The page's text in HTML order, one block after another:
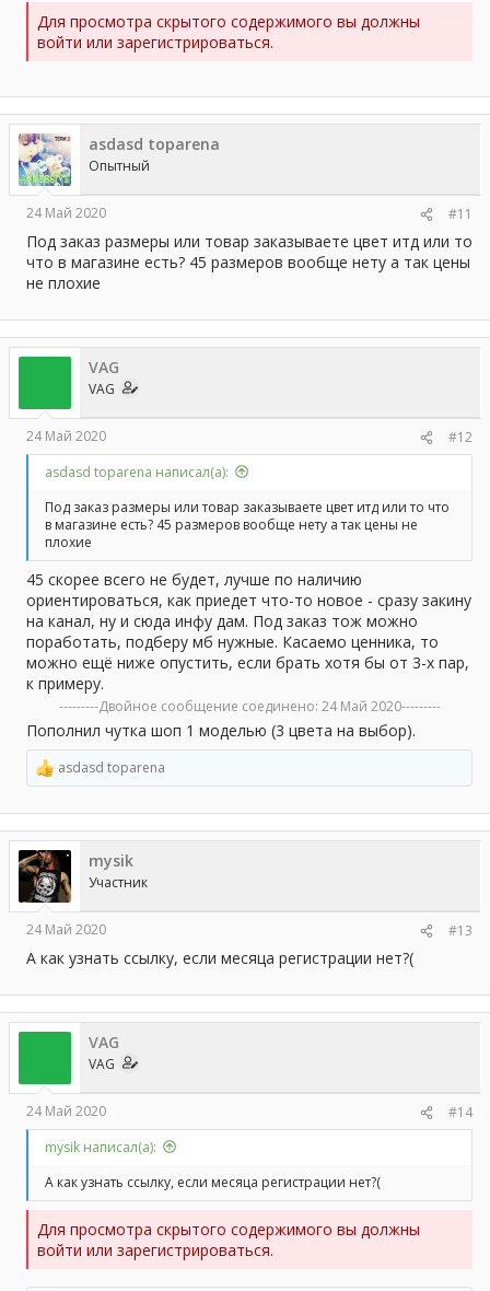
Для просмотра скрытого содержимого вы должны
войти или зарегистрироваться.
asdasd toparena
Опытный
24 Май 2020 #11
Под заказ размеры или товар заказываете цвет итд или то
что в магазине есть? 45 размеров вообще нету а так цены
не плохие
VAG
VAG
24 Май 2020
#12
asdasd toparena написал(а):
Под заказ размеры или товар заказываете цвет итд или то что
в магазине есть? 45 размеров вообще нету а так цены не
плохие
45 скорее всего не будет, лучше по наличию
ориентироваться, как приедет что-то новое - сразу закину
на канал, ну и сюда инфу дам. Под заказ тож можно
поработать, подберу мб нужные. Касаемо ценника, то
можно ещё ниже опустить, если брать хотя бы от 3-х пар,
к примеру.
---------Двойное сообщение соединено: 24 Май 2020---------
Пополнил чутка шоп 1 моделью (3 цвета на выбор).
Р
е
а
к
ц
и
и
:
asdasd toparena
mysik
Участник
24 Май 2020 #13
А как узнать ссылку, если месяца регистрации нет?(
VAG
VAG
24 Май 2020
#14
mysik написал(а):
А как узнать ссылку, если месяца регистрации нет?(
Для просмотра скрытого содержимого вы должны
войти или зарегистрироваться.